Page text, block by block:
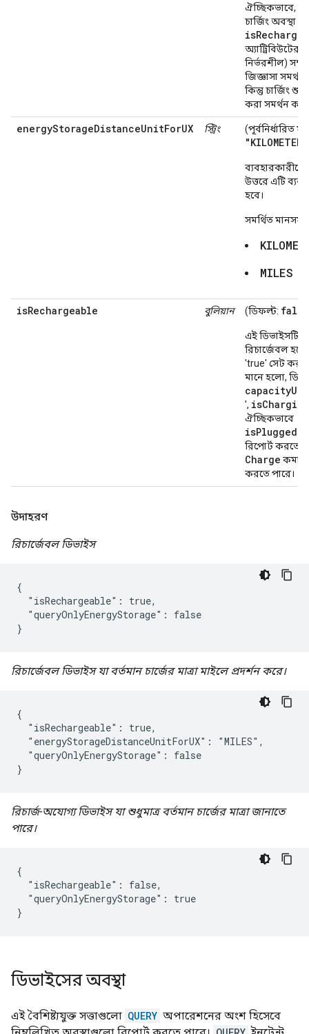
ঐচ্ছিকভাবে,
চার্জিং অবস্থা (
অ্যাট্রিবিউটের
নির্ভরশীল)
জিজ্ঞাসা
কিন্তু চার্জিং
করা সমর্থন করে
energyStorageDistanceUnitForUX স্ট্রিং (পূর্বনির্ধারিত
ব্যবহারকারীকে
উত্তরে এটি
হবে।
সমর্থিত
MILES
isRechargeable বুলিয়ান (ডিফল্ট: false
এই ডিভাইসটি
রিচার্জেবল
'true' সেট
মানে হলো,
', isCharging
ঐচ্ছিকভাবে
isPluggedIn
রিপোর্ট করতে
Charge
করতে পারে।
উদাহরণ
রিচার্জেবল ডিভাইস
{
  "isRechargeable": true,
  "queryOnlyEnergyStorage": false
}
রিচার্জেবল ডিভাইস যা বর্তমান চার্জের মাত্রা মাইলে প্রদর্শন করে।
{
  "isRechargeable": true,
  "energyStorageDistanceUnitForUX": "MILES",
  "queryOnlyEnergyStorage": false
}
রিচার্জ-অযোগ্য ডিভাইস যা শুধুমাত্র বর্তমান চার্জের মাত্রা জানাতে
পারে।
{
  "isRechargeable": false,
  "queryOnlyEnergyStorage": true
}
ডিভাইসের অবস্থা
এই বৈশিষ্ট্যযুক্ত সত্তাগুলো QUERY অপারেশনের অংশ হিসেবে